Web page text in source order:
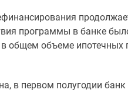
программы в банке
в общем объеме ипотечных
в первом полугодии